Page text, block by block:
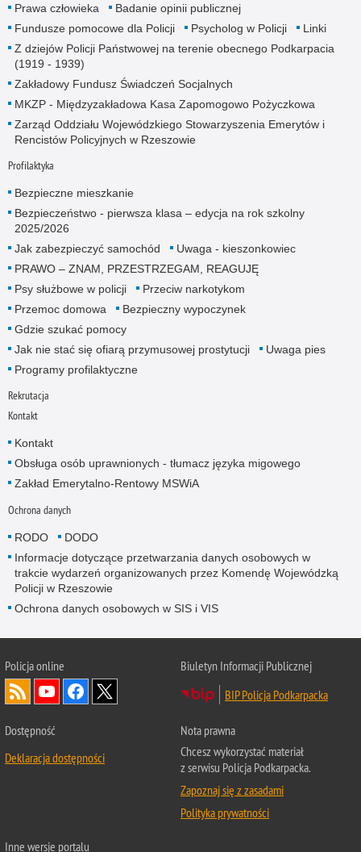
Prawa człowieka
Badanie opinii publicznej
Fundusze pomocowe dla Policji
Psycholog w Policji
Linki
Z dziejów Policji Państwowej na terenie obecnego Podkarpacia
(1919 - 1939)
Zakładowy Fundusz Świadczeń Socjalnych
MKZP - Międzyzakładowa Kasa Zapomogowo Pożyczkowa
Zarząd Oddziału Wojewódzkiego Stowarzyszenia Emerytów i
Rencistów Policyjnych w Rzeszowie
Profilaktyka
Bezpieczne mieszkanie
Bezpieczeństwo - pierwsza klasa – edycja na rok szkolny
2025/2026
Jak zabezpieczyć samochód
Uwaga - kieszonkowiec
PRAWO – ZNAM, PRZESTRZEGAM, REAGUJĘ
Psy służbowe w policji
Przeciw narkotykom
Przemoc domowa
Bezpieczny wypoczynek
Gdzie szukać pomocy
Jak nie stać się ofiarą przymusowej prostytucji
Uwaga pies
Programy profilaktyczne
Rekrutacja
Kontakt
Kontakt
Obsługa osób uprawnionych - tłumacz języka migowego
Zakład Emerytalno-Rentowy MSWiA
Ochrona danych
RODO
DODO
Informacje dotyczące przetwarzania danych osobowych w
trakcie wydarzeń organizowanych przez Komendę Wojewódzką
Policji w Rzeszowie
Ochrona danych osobowych w SIS i VIS
Policja online
Biuletyn Informacji Publicznej
BIP Policja Podkarpacka
Dostępność
Deklaracja dostępności
Nota prawna
Chcesz wykorzystać materiał
z serwisu Policja Podkarpacka.
Zapoznaj się z zasadami
Polityka prywatności
Inne wersje portalu